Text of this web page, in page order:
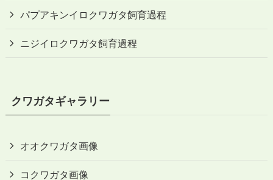
パプアキンイロクワガタ飼育過程
ニジイロクワガタ飼育過程
クワガタギャラリー
オオクワガタ画像
コクワガタ画像